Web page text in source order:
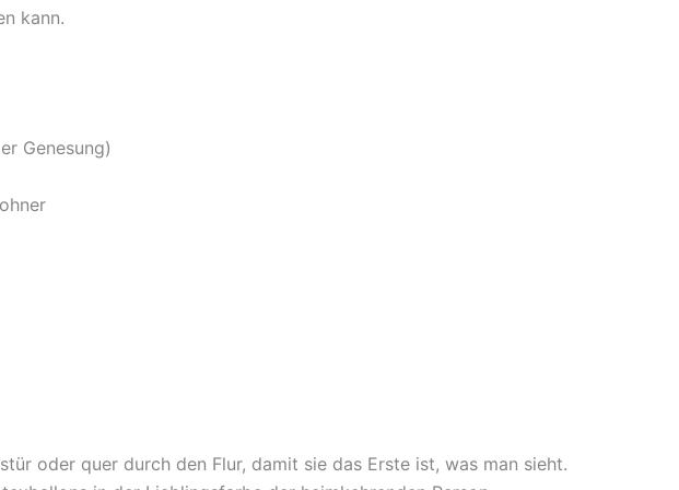
kann.
Genesung)
oder quer durch den Flur, damit sie das Erste ist, was man sieht.